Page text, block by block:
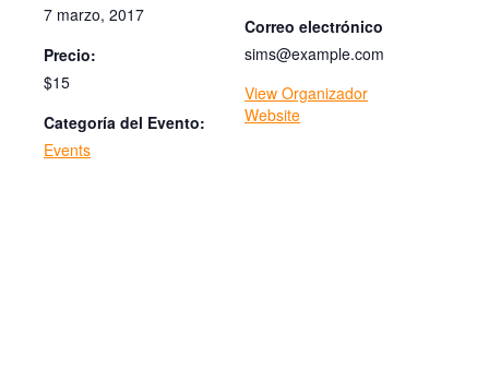
7 marzo, 2017
Precio:
$15
Categoría del Evento:
Events
Correo electrónico
sims@example.com
View Organizador
Website